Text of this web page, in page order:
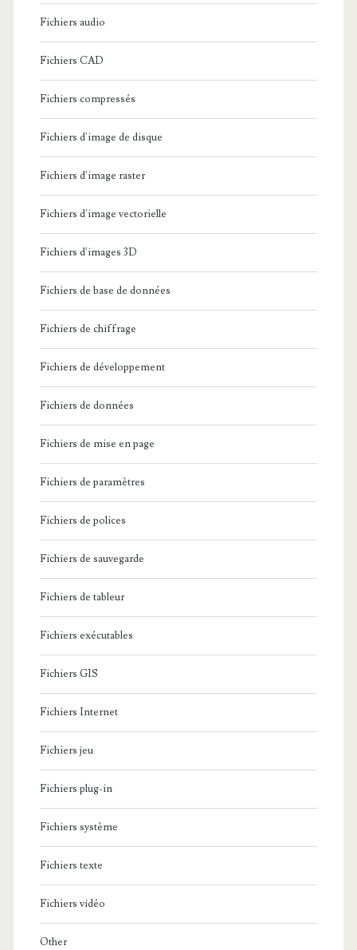
Fichiers audio
Fichiers CAD
Fichiers compressés
Fichiers d'image de disque
Fichiers d'image raster
Fichiers d'image vectorielle
Fichiers d'images 3D
Fichiers de base de données
Fichiers de chiffrage
Fichiers de développement
Fichiers de données
Fichiers de mise en page
Fichiers de paramètres
Fichiers de polices
Fichiers de sauvegarde
Fichiers de tableur
Fichiers exécutables
Fichiers GIS
Fichiers Internet
Fichiers jeu
Fichiers plug-in
Fichiers système
Fichiers texte
Fichiers vidéo
Other